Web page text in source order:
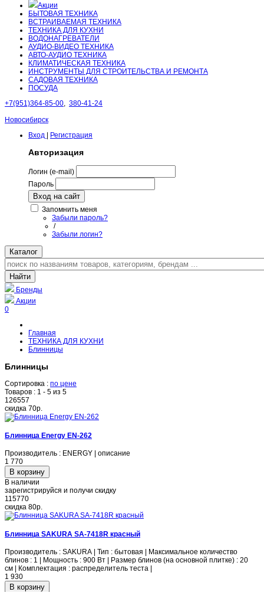
Акции
БЫТОВАЯ ТЕХНИКА
ВСТРАИВАЕМАЯ ТЕХНИКА
ТЕХНИКА ДЛЯ КУХНИ
ВОДОНАГРЕВАТЕЛИ
АУДИО-ВИДЕО ТЕХНИКА
АВТО-АУДИО ТЕХНИКА
КЛИМАТИЧЕСКАЯ ТЕХНИКА
ИНСТРУМЕНТЫ ДЛЯ СТРОИТЕЛЬСТВА И РЕМОНТА
САДОВАЯ ТЕХНИКА
ПОСУДА
+7(951)364-85-00, 380-41-24
Новосибирск
Вход | Регистрация
Авторизация
Логин (e-mail)
Пароль
Вход на сайт
Запомнить меня
Забыли пароль?
/
Забыли логин?
Каталог
Найти
Бренды
Акции
0
Главная
ТЕХНИКА ДЛЯ КУХНИ
Блинницы
Блинницы
Сортировка : по цене
Товаров : 1 - 5 из 5
126557
скидка 70р.
Блинница Energy EN-262
Производитель : ENERGY | описание
1 770
В наличии
зарегистрируйся и получи скидку
115770
скидка 80р.
Блинница SAKURA SA-7418R красный
Производитель : SAKURA | Тип : бытовая | Максимальное количество
блинов : 1 | Мощность : 900 Вт | Размер блинов (на основной плитке) : 20
см | Комплектация : распределитель теста |
1 930